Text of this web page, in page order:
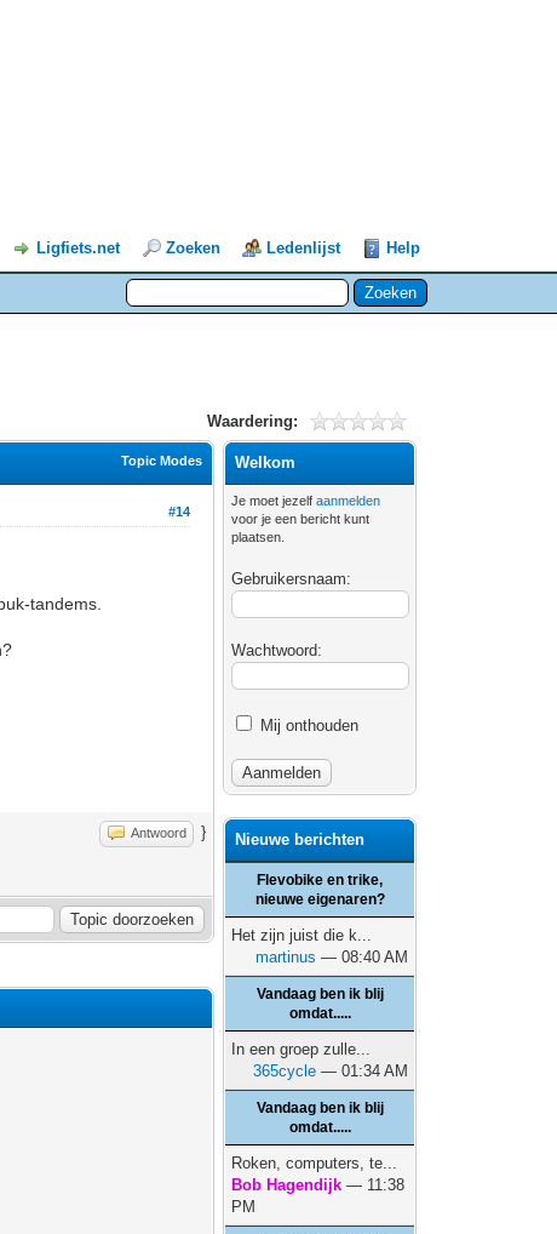
Ligfiets.net Zoeken Ledenlijst Help
Waardering:
Topic Modes
#14
tandems.
Antwoord }
Welkom
Je moet jezelfaanmelden
voor je een bericht kunt
plaatsen.
Gebruikersnaam:
Wachtwoord:
Mij onthouden
Nieuwe berichten
Flevobike en trike,
nieuwe eigenaren?
Het zijn juist die k...
martinus — 08:40 AM
Vandaag ben ik blij
omdat.....
In een groep zulle...
365cycle — 01:34 AM
Vandaag ben ik blij
omdat.....
Roken, computers, te...
Bob Hagendijk — 11:38
PM